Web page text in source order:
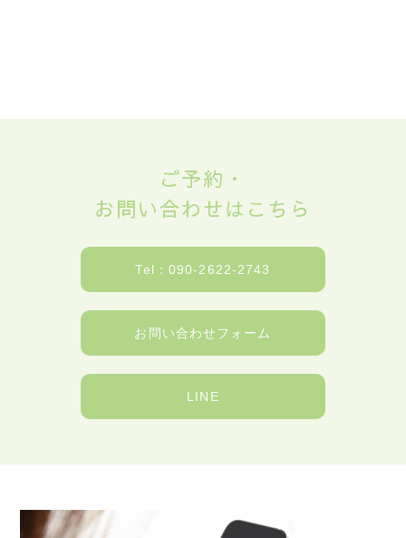
ご予約・
お問い合わせはこちら
Tel：090-2622-2743
お問い合わせフォーム
LINE